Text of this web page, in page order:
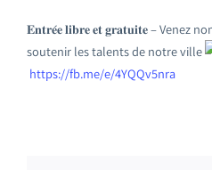
𝐄𝐧𝐭𝐫𝐞́𝐞 𝐥𝐢𝐛𝐫𝐞 𝐞𝐭 𝐠𝐫𝐚𝐭𝐮𝐢𝐭𝐞 –
soutenir les talents de notre ville
https://fb.me/e/4YQQv5nra